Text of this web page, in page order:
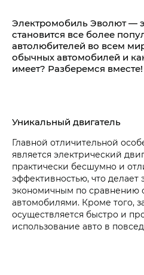
Электромобиль Эволют —
становится все более
автолюбителей во всем
обычных автомобилей и
имеет? Разберемся вместе!
Уникальный двигатель
Главной отличительной
является электрический
практически бесшумно и
эффективностью, что делает
экономичным по сравнению
автомобилями. Кроме того,
осуществляется быстро и
использование авто в